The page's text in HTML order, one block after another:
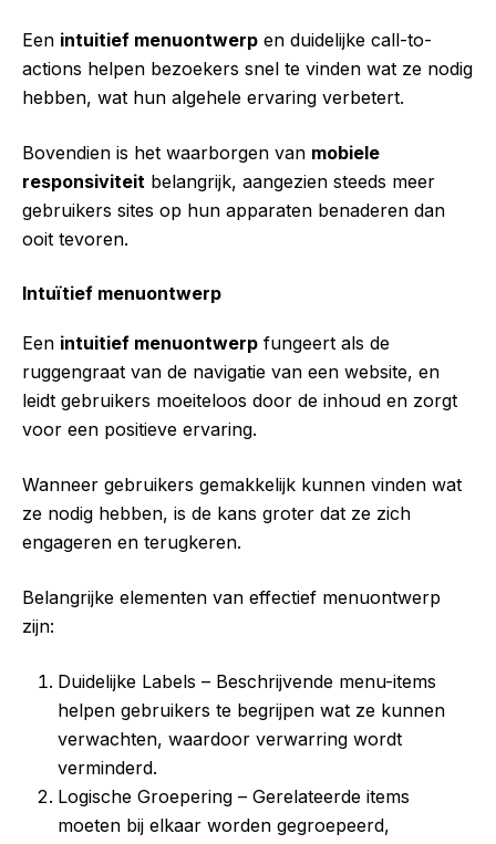
Een intuitief menuontwerp en duidelijke call-to-
actions helpen bezoekers snel te vinden wat ze nodig
hebben, wat hun algehele ervaring verbetert.
Bovendien is het waarborgen van mobiele
responsiviteit belangrijk, aangezien steeds meer
gebruikers sites op hun apparaten benaderen dan
ooit tevoren.
Intuïtief menuontwerp
Een intuitief menuontwerp fungeert als de
ruggengraat van de navigatie van een website, en
leidt gebruikers moeiteloos door de inhoud en zorgt
voor een positieve ervaring.
Wanneer gebruikers gemakkelijk kunnen vinden wat
ze nodig hebben, is de kans groter dat ze zich
engageren en terugkeren.
Belangrijke elementen van effectief menuontwerp
zijn:
Duidelijke Labels – Beschrijvende menu-items
helpen gebruikers te begrijpen wat ze kunnen
verwachten, waardoor verwarring wordt
verminderd.
Logische Groepering – Gerelateerde items
moeten bij elkaar worden gegroepeerd,